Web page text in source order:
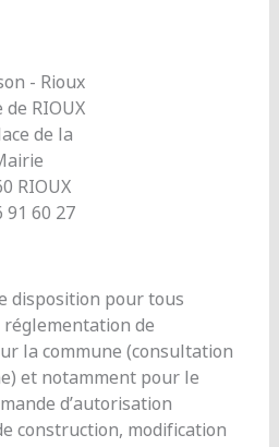
RIOUX
de la
RIOUX
91 60 27
disposition pour tous
de
la commune (consultation
et notamment pour le
d’autorisation
construction, modification